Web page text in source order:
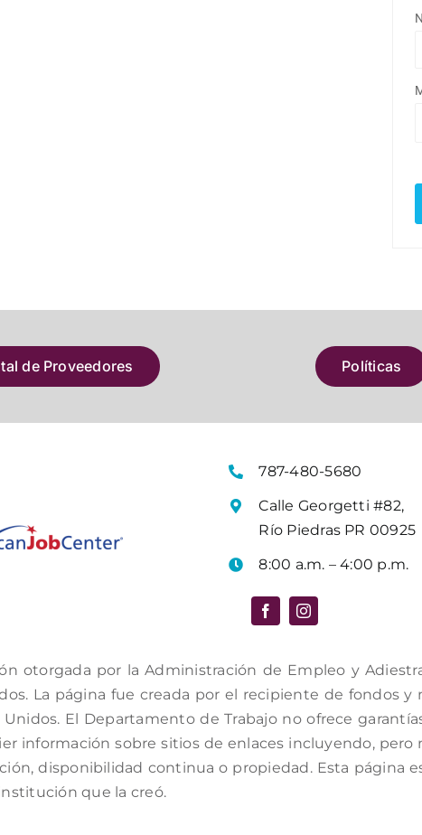
de Proveedores Políticas
787-480-5680
Calle Georgetti #82,
Río Piedras PR 00925
8:00 a.m. – 4:00 p.m.
otorgada por la Administración de Empleo y
La página fue creada por el recipiente de fondos
El Departamento de Trabajo no ofrece
información sobre sitios de enlaces incluyendo,
disponibilidad continua o propiedad. Esta página
que la creó.